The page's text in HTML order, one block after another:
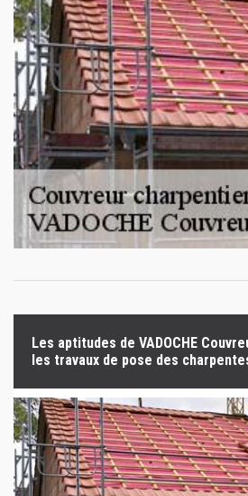
Les aptitudes de VADOCHE
les travaux de pose des